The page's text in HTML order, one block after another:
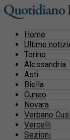
Home
Ultime
Torino
Alessandria
Asti
Biella
Cuneo
Novara
Verbano
Vercelli
Sezioni